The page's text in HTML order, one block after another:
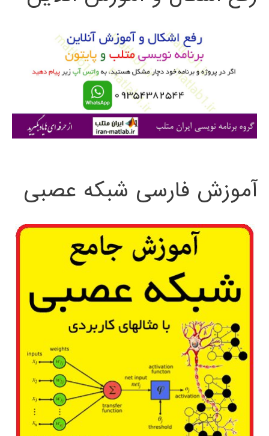
ی
آموزش فارسی شبکه عصبی